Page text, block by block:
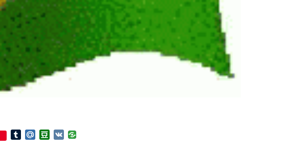
TumblrMail.RuDouban
VK